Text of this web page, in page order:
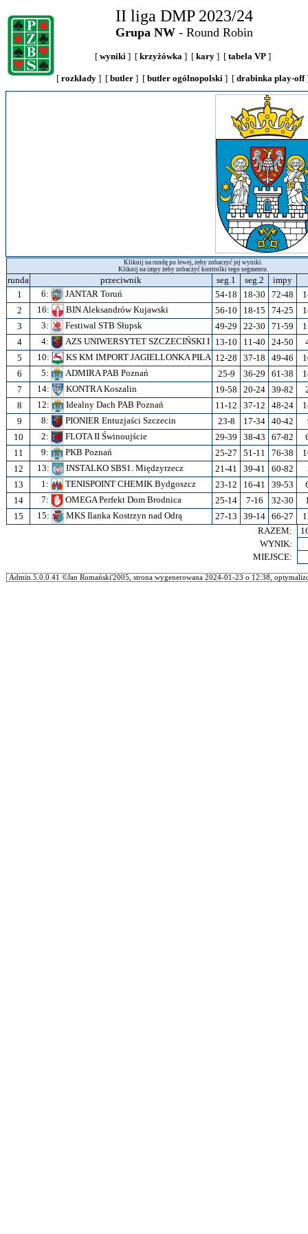
II liga DMP 2023/24
Grupa NW- Round Robin
[ wyniki ] [ krzyżówka ] [ kary ] [ tabela VP ]
[ rozkłady ] [ butler ] [ butler ogólnopolski ] [ drabinka play-off
Kliknij na rundę po lewej, żeby zobaczyć jej wyniki.
Kliknij na impy żeby zobaczyć kontrolki tego segmentu.
runda przeciwnik seg.1 seg.2 impy
1
6: JANTAR Toruń 54-18 18-30 72-48
2
16: BIN Aleksandrów Kujawski 56-10 18-15 74-25
3
3: Festiwal STB Słupsk 49-29 22-30 71-59
4
4: AZS UNIWERSYTET SZCZECIŃSKI I 13-10 11-40 24-50
5
10: KS KM IMPORT JAGIELLONKA PIŁA 12-28 37-18 49-46
6
5: ADMIRA PAB Poznań 25-9 36-29 61-38
7
14: KONTRA Koszalin 19-58 20-24 39-82
8
12: Idealny Dach PAB Poznań 11-12 37-12 48-24
9
8: PIONIER Entuzjaści Szczecin 23-8 17-34 40-42
10
2: FLOTA II Świnoujście 29-39 38-43 67-82
11
9: PKB Poznań 25-27 51-11 76-38
12
13: INSTALKO SBS1. Międzyrzecz 21-41 39-41 60-82
13
1: TENISPOINT CHEMIK Bydgoszcz 23-12 16-41 39-53
14
7: OMEGA Perfekt Dom Brodnica 25-14 7-16 32-30
15
15: MKS Ilanka Kostrzyn nad Odrą 27-13 39-14 66-27
RAZEM:
WYNIK:
MIEJSCE:
Admin.5.0.0.41 ©Jan Romański'2005, strona wygenerowana 2024-01-23 o 12:38,